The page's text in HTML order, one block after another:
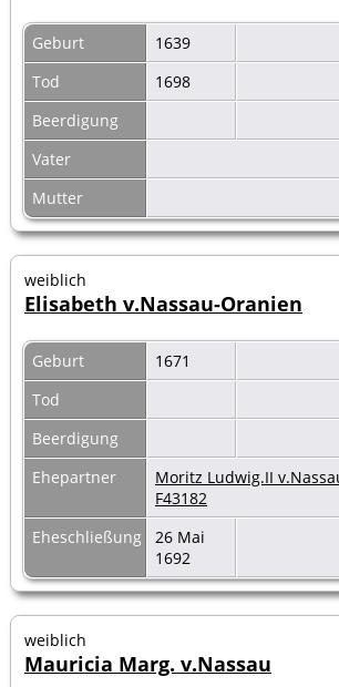
Geburt
1639
Tod
1698
Beerdigung
Vater
Mutter
weiblich
Elisabeth v.Nassau-Oranien
Geburt
1671
Tod
Beerdigung
Ehepartner
Moritz Ludwig.II
F43182
Eheschließung
26 Mai
1692
weiblich
Mauricia Marg. v.Nassau